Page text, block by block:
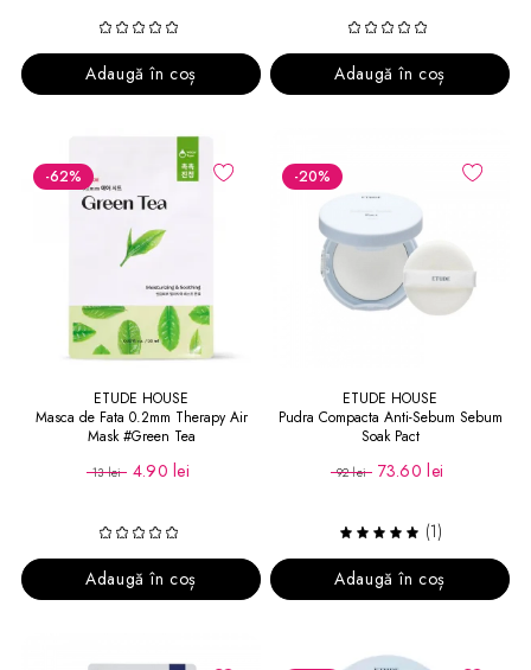
Adaugă în coș Adaugă în coș
-62%
ETUDE HOUSE
Masca de Fata 0.2mm Therapy Air
Mask #Green Tea
13 lei 4.90 lei
Adaugă în coș
-20%
ETUDE HOUSE
Pudra Compacta Anti-Sebum Sebum
Soak Pact
92 lei 73.60 lei
(1)
Adaugă în coș